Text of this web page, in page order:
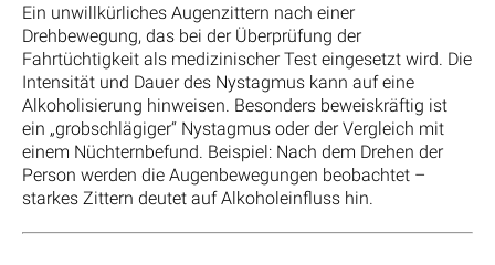
Ein unwillkürliches Augenzittern nach einer
Drehbewegung, das bei der Überprüfung der
Fahrtüchtigkeit als medizinischer Test eingesetzt wird. Die
Intensität und Dauer des Nystagmus kann auf eine
Alkoholisierung hinweisen. Besonders beweiskräftig ist
ein „grobschlägiger“ Nystagmus oder der Vergleich mit
einem Nüchternbefund. Beispiel: Nach dem Drehen der
Person werden die Augenbewegungen beobachtet –
starkes Zittern deutet auf Alkoholeinfluss hin.